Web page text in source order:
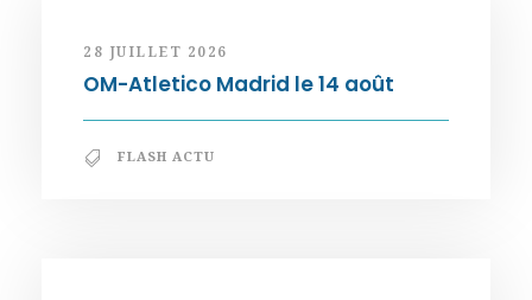
28 JUILLET 2026
OM-Atletico Madrid le 14 août
FLASH ACTU